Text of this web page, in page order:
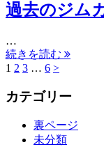
過去のジム
…
続きを読む
投
稿
1 2 3 … 6 >
カテゴリー
裏ページ
未分類